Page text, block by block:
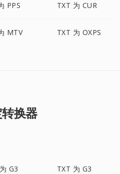
PPS TXT 为 CUR
MTV TXT 为 OXPS
换器
G3 TXT 为 G3